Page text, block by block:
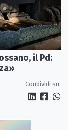
il Pd:
Condividi su: